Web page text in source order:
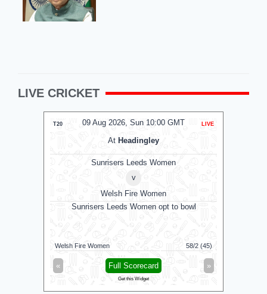
LIVE CRICKET
09 Aug 2026, Sun 10:00 GMT
T20 LIVE
At Headingley
Sunrisers Leeds Women
v
Welsh Fire Women
Sunrisers Leeds Women opt to bowl
Welsh Fire Women 58/2 (45)
« »
Full Scorecard
Get this Widget